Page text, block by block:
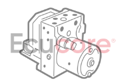
FAVORITOS